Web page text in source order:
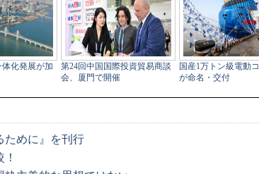
めに』を刊行